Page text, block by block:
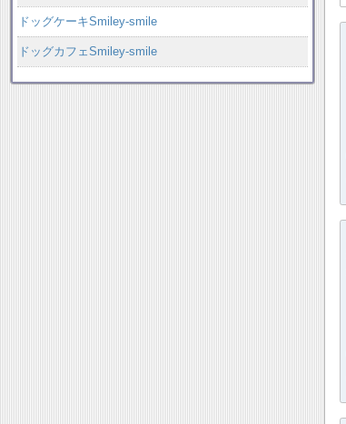
ドッグケーキSmiley-smile
ドッグカフェSmiley-smile